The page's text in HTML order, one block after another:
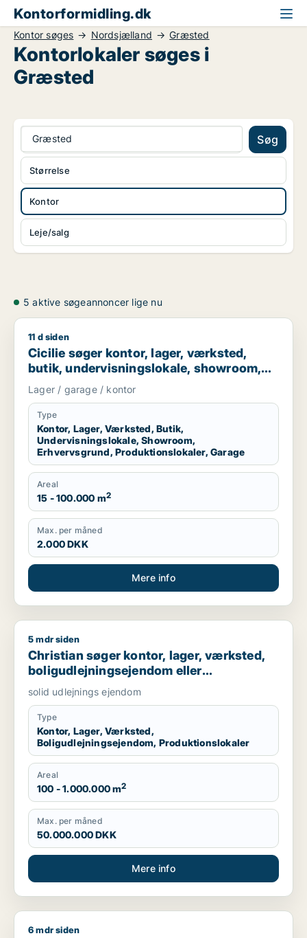
Kontorformidling.dk
Kontor søges Nordsjælland Græsted
Kontorlokaler søges i
Græsted
Græsted Søg
Kontor
Leje/salg
Størrelse
5 aktive søgeannoncer lige nu
Cicilie søger kontor, lager, værksted, butik,
11 d siden
Cicilie søger kontor, lager, værksted,
butik, undervisningslokale, showroom,
erhvervsgrund, produktionslokaler eller
garage til leje i Region Sjælland eller
Nordsjælland
Lager / garage / kontor
Type
Kontor, Lager, Værksted, Butik,
Undervisningslokale, Showroom,
Erhvervsgrund, Produktionslokaler, Garage
Areal
15 - 100.000 m2
Max. per måned
2.000 DKK
Mere info
Christian søger kontor, lager, værksted,
5 mdr siden
Christian søger kontor, lager, værksted,
boligudlejningsejendom eller
produktionslokaler til salg i Nordsjælland,
Roskilde eller Holbæk
solid udlejnings ejendom
Type
Kontor, Lager, Værksted,
Boligudlejningsejendom, Produktionslokaler
Areal
100 - 1.000.000 m2
Max. per måned
50.000.000 DKK
Mere info
Emil søger kontor, lager, værksted, butik, klinik,
6 mdr siden